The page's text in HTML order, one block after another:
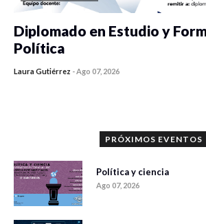
Diplomado en Estudio y
Política
Laura Gutiérrez - Ago 07, 2026
PRÓXIMOS EVENTOS
Política y ciencia
Ago 07, 2026